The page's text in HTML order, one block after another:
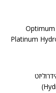
Platinum